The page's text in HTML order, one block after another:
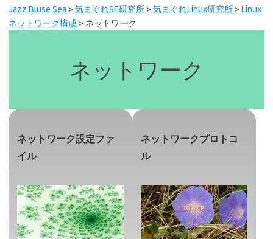
Jazz Bluse Sea > 気まぐれSE研究所> 気まぐれLinux研究所> Linux
ネットワーク構成> ネットワーク
ネットワーク
ネットワーク設定ファ
イル
ネットワークプロトコ
ル